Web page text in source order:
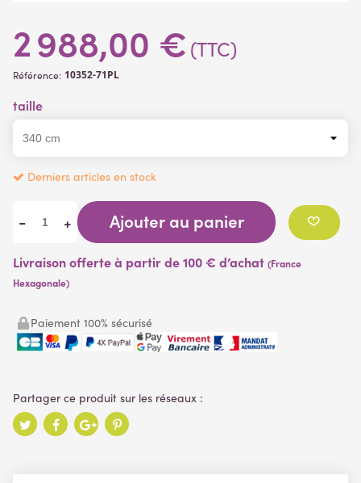
2 988,00 € (TTC)
Référence: 10352-71PL
taille
Derniers articles en stock
- + Ajouter au panier
Livraison offerte à partir de 100 € d’achat (France
Hexagonale)
Paiement 100% sécurisé